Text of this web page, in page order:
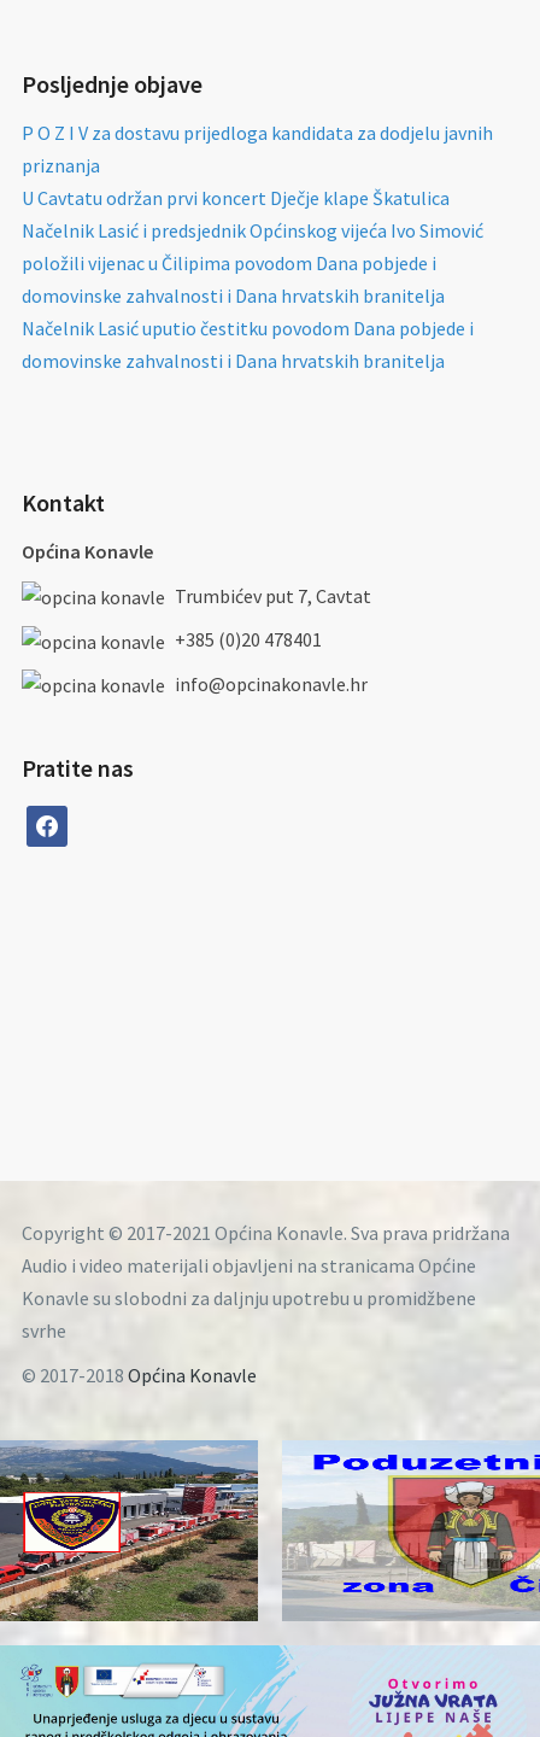
Posljednje objave
P O Z I V za dostavu prijedloga kandidata za dodjelu javnih
priznanja
U Cavtatu održan prvi koncert Dječje klape Škatulica
Načelnik Lasić i predsjednik Općinskog vijeća Ivo Simović
položili vijenac u Čilipima povodom Dana pobjede i
domovinske zahvalnosti i Dana hrvatskih branitelja
Načelnik Lasić uputio čestitku povodom Dana pobjede i
domovinske zahvalnosti i Dana hrvatskih branitelja
Kontakt
Općina Konavle
Trumbićev put 7, Cavtat
+385 (0)20 478401
info@opcinakonavle.hr
Pratite nas
facebook
Copyright © 2017-2021 Općina Konavle. Sva prava pridržana
Audio i video materijali objavljeni na stranicama Općine
Konavle su slobodni za daljnju upotrebu u promidžbene
svrhe
© 2017-2018 Općina Konavle